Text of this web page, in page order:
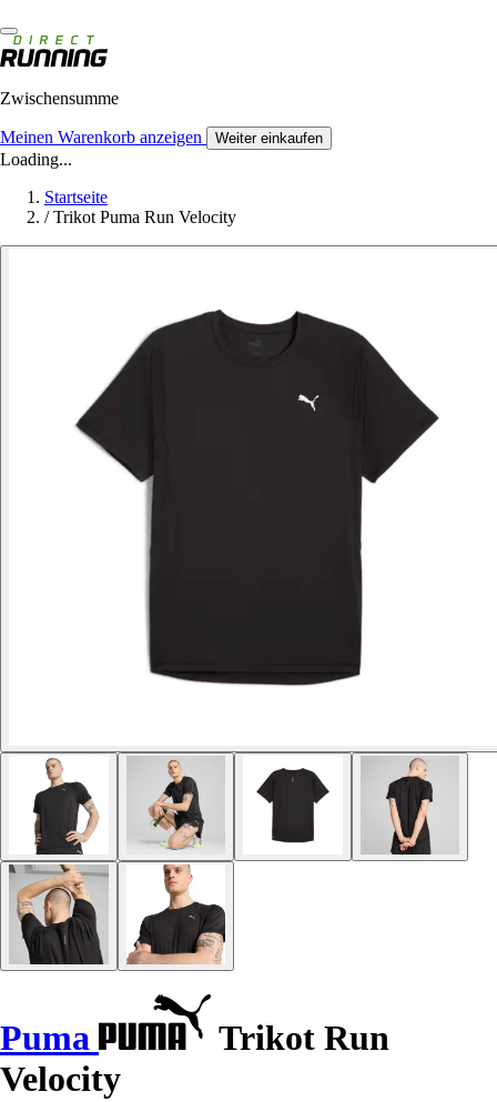
Zwischensumme
Meinen Warenkorb anzeigen Weiter einkaufen
Loading...
Startseite
/ Trikot Puma Run Velocity
Puma
Trikot Run
Velocity